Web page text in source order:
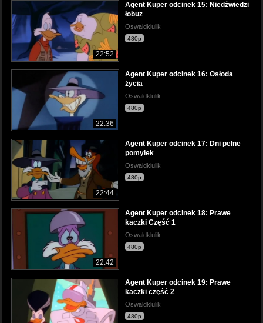
22:52
Agent Kuper odcinek 15: Niedźwiedzi
łobuz
Oswaldklulik
480p
22:36
Agent Kuper odcinek 16: Osłoda
życia
Oswaldklulik
480p
22:44
Agent Kuper odcinek 17: Dni pełne
pomyłek
Oswaldklulik
480p
22:42
Agent Kuper odcinek 18: Prawe
kaczki Część 1
Oswaldklulik
480p
Agent Kuper odcinek 19: Prawe
kaczki część 2
Oswaldklulik
480p